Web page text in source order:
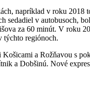
napríklad v roku
v autobusoch,
za 60 minút. V roku
týchto regiónoch.
a Rožňavou s
a Dobšinú. Nové